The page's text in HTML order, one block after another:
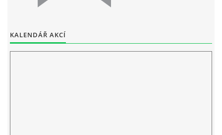
PROHLÁŠENÍ O OCHRANĚ OSOBNÍCH ÚDAJŮ
KALENDÁŘ AKCÍ